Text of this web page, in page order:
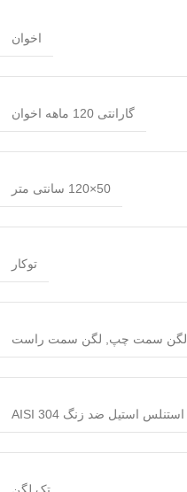
اخوان
گارانتی 120 ماهه اخوان
50×120 سانتی متر
توکار
لگن سمت چپ لگن سمت راست
استنلس استیل ضد زنگ AISI 304